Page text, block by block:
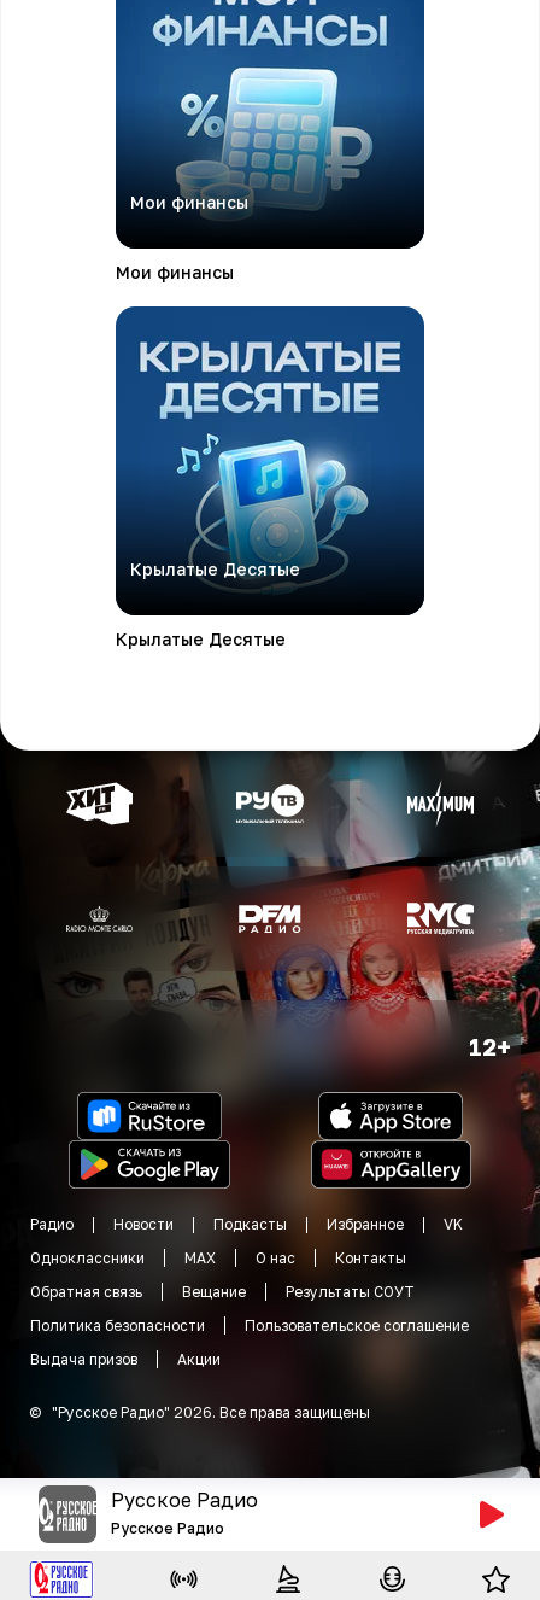
Мои финансы
Мои финансы
Крылатые Десятые
Крылатые Десятые
12+
Радио Новости Подкасты Избранное
VK
Одноклассники
MAX О нас
Контакты
Обратная связь
Вещание
Результаты СОУТ
Политика безопасности
Пользовательское соглашение
Выдача призов
Акции
© "Русское Радио" 2026. Все права защищены
Русское Радио
Русское Радио